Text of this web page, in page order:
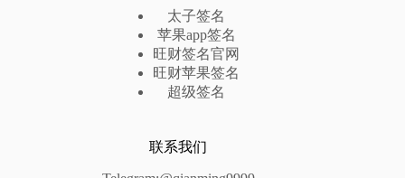
太子签名
苹果app签名
旺财签名官网
旺财苹果签名
超级签名
联系我们